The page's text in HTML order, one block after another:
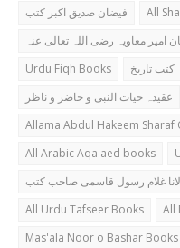
فیضان صدیق اکبر کتب
All
امیر معاویہ رضی اللہ تعالی عنہ
Urdu Fiqh Books
کتب تاریخ
عقیدہ حیات النبی و حاضر و ناظر
Allama Abdul Hakeem Sharaf
All Arabic Aqa'aed books
غلام رسول قاسمی صاحب کتب
All Urdu Tafseer Books
All
Mas'ala Noor o Bashar Books